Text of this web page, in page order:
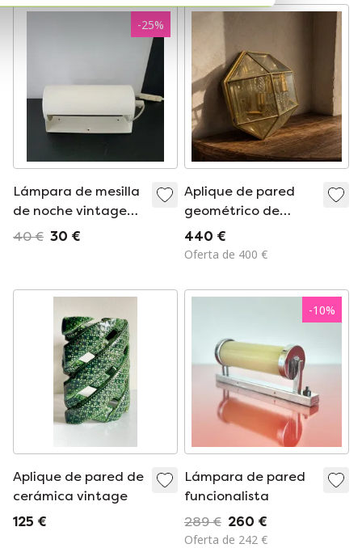
-25%
Lámpara de mesilla
de noche vintage
de Ikea, color blanco
40 € 30 €
Aplique de pared
geométrico de
latón y cristal,
década de 1980.
440 €
Oferta de 400 €
Aplique de pared de
cerámica vintage
125 €
-10%
Lámpara de pared
funcionalista
289 € 260 €
Oferta de 242 €